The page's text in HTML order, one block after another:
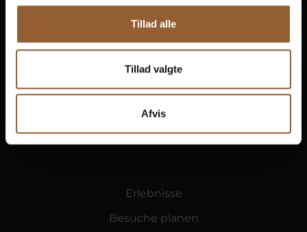
Tillad alle
Tillad valgte
Afvis
Erlebnisse
Besuche planen